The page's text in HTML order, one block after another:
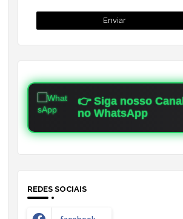
👉 Siga nosso Canal
no WhatsApp
REDES SOCIAIS